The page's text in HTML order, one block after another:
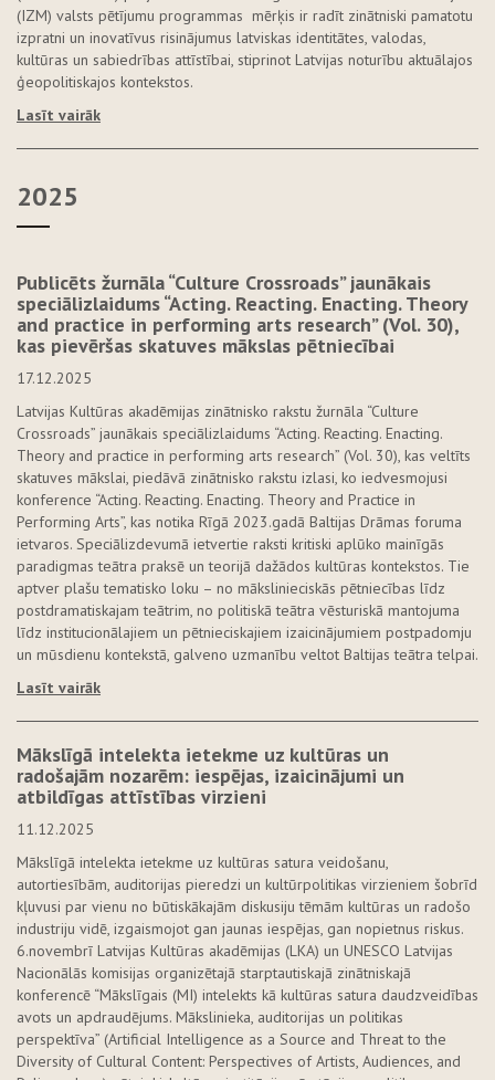
(IZM) valsts pētījumu programmas mērķis ir radīt zinātniski pamatotu
izpratni un inovatīvus risinājumus latviskas identitātes, valodas,
kultūras un sabiedrības attīstībai, stiprinot Latvijas noturību aktuālajos
ģeopolitiskajos kontekstos.
Lasīt vairāk
2025
Publicēts žurnāla “Culture Crossroads” jaunākais
speciālizlaidums “Acting. Reacting. Enacting. Theory
and practice in performing arts research” (Vol. 30),
kas pievēršas skatuves mākslas pētniecībai
17.12.2025
Latvijas Kultūras akadēmijas zinātnisko rakstu žurnāla “Culture
Crossroads” jaunākais speciālizlaidums “Acting. Reacting. Enacting.
Theory and practice in performing arts research” (Vol. 30), kas veltīts
skatuves mākslai, piedāvā zinātnisko rakstu izlasi, ko iedvesmojusi
konference “Acting. Reacting. Enacting. Theory and Practice in
Performing Arts”, kas notika Rīgā 2023.gadā Baltijas Drāmas foruma
ietvaros. Speciālizdevumā ietvertie raksti kritiski aplūko mainīgās
paradigmas teātra praksē un teorijā dažādos kultūras kontekstos. Tie
aptver plašu tematisko loku – no mākslinieciskās pētniecības līdz
postdramatiskajam teātrim, no politiskā teātra vēsturiskā mantojuma
līdz institucionālajiem un pētnieciskajiem izaicinājumiem postpadomju
un mūsdienu kontekstā, galveno uzmanību veltot Baltijas teātra telpai.
Lasīt vairāk
Mākslīgā intelekta ietekme uz kultūras un
radošajām nozarēm: iespējas, izaicinājumi un
atbildīgas attīstības virzieni
11.12.2025
Mākslīgā intelekta ietekme uz kultūras satura veidošanu,
autortiesībām, auditorijas pieredzi un kultūrpolitikas virzieniem šobrīd
kļuvusi par vienu no būtiskākajām diskusiju tēmām kultūras un radošo
industriju vidē, izgaismojot gan jaunas iespējas, gan nopietnus riskus.
6.novembrī Latvijas Kultūras akadēmijas (LKA) un UNESCO Latvijas
Nacionālās komisijas organizētajā starptautiskajā zinātniskajā
konferencē “Mākslīgais (MI) intelekts kā kultūras satura daudzveidības
avots un apdraudējums. Mākslinieka, auditorijas un politikas
perspektīva” (Artificial Intelligence as a Source and Threat to the
Diversity of Cultural Content: Perspectives of Artists, Audiences, and